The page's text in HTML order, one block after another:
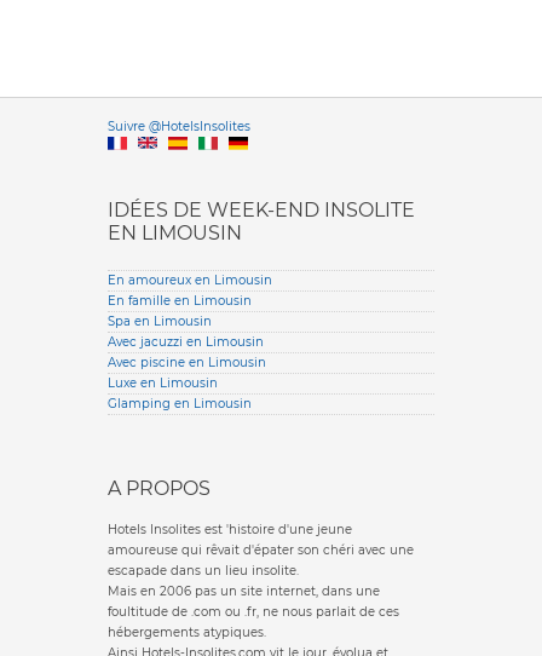
Suivre @HotelsInsolitesVersione
IDÉES DE WEEK-END INSOLITE
EN LIMOUSIN
En amoureux en Limousin
En famille en Limousin
Spa en Limousin
Avec jacuzzi en Limousin
Avec piscine en Limousin
Luxe en Limousin
Glamping en Limousin
A PROPOS
Hotels Insolites est 'histoire d'une jeune
amoureuse qui rêvait d'épater son chéri avec une
escapade dans un lieu insolite.
Mais en 2006 pas un site internet, dans une
foultitude de .com ou .fr, ne nous parlait de ces
hébergements atypiques.
Ainsi Hotels-Insolites.com vit le jour, évolua et